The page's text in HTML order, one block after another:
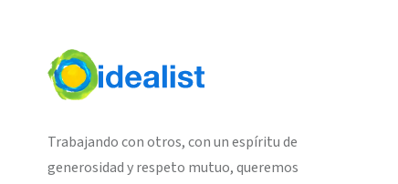
Trabajando con otros, con un espíritu de
generosidad y respeto mutuo, queremos